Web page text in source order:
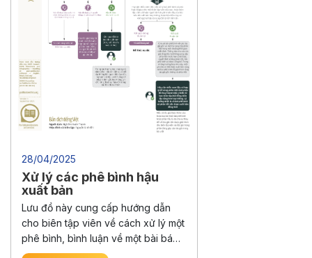
28/04/2025
Xử lý các phê bình hậu
xuất bản
Lưu đồ này cung cấp hướng dẫn
cho biên tập viên về cách xử lý một
phê bình, bình luận về một bài báo
đã được công bố trước đó trên tạp